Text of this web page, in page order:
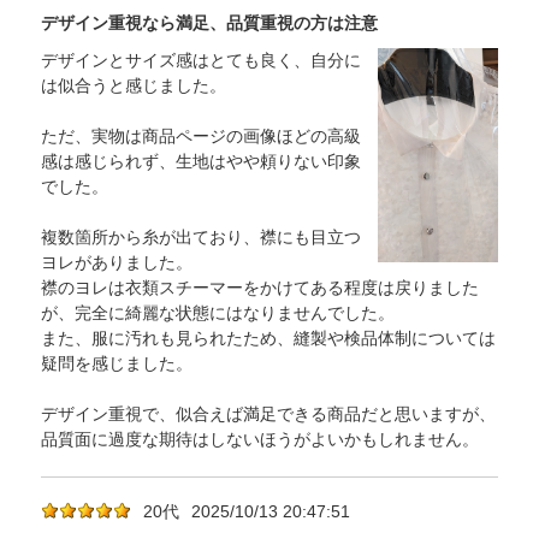
デザイン重視なら満足、品質重視の方は注意
デザインとサイズ感はとても良く、自分に
は似合うと感じました。
ただ、実物は商品ページの画像ほどの高級
感は感じられず、生地はやや頼りない印象
でした。
複数箇所から糸が出ており、襟にも目立つ
ヨレがありました。
襟のヨレは衣類スチーマーをかけてある程度は戻りました
が、完全に綺麗な状態にはなりませんでした。
また、服に汚れも見られたため、縫製や検品体制については
疑問を感じました。
デザイン重視で、似合えば満足できる商品だと思いますが、
品質面に過度な期待はしないほうがよいかもしれません。
20代
2025/10/13 20:47:51